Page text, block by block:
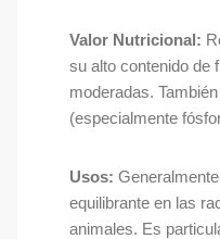
Valor Nutricional:
su alto contenido de
moderadas.
(especialmente
Usos:
equilibrante en las
animales. Es